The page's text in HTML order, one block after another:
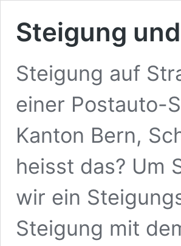
Steigung
Steigung auf
einer Postauto-
Kanton Bern,
heisst das? Um
wir ein
Steigung mit